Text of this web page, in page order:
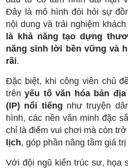
Đây là mô hình đòi hỏi sự
nội dung và trải nghiệm
là khả năng tạo dựng
năng sinh lời bền vững và
rãi.
Đặc biệt, khi công viên chủ
trênyếu tố văn hóa bản địa
(IP) nổi tiếng như truyện
hình, các nền văn minh đặc
chỉ là điểm vui chơi mà còn trở
lịch, góp phần nâng tầm giá
Với đội ngũ kiến trúc sư, họa